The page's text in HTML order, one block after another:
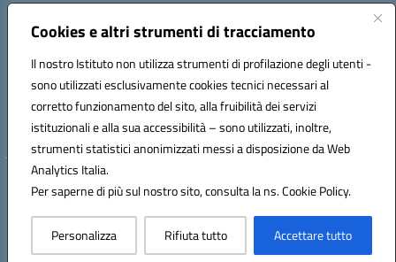
Cookies e altri strumenti di tracciamento
Il nostro Istituto non utilizza strumenti di profilazione degli utenti -
sono utilizzati esclusivamente cookies tecnici necessari al
corretto funzionamento del sito, alla fruibilità dei servizi
istituzionali e alla sua accessibilità – sono utilizzati, inoltre,
strumenti statistici anonimizzati messi a disposizione da Web
Analytics Italia.
Per saperne di più sul nostro sito, consulta la ns. Cookie Policy.
Personalizza Rifiuta tutto Accettare tutto
Indirizzo:
Centralino:+39 0965 78 12 60 Email:rcic841003@istruzione.it
Codice fiscale: 92034530805
Codice meccanografico:
rcic841003
Codice Indice delle Pubbliche Amministrazioni (IPA): istsc_rcic841003
Hosting & Powered by 3D Solution S.r.l.
Concept & Design by Designers Italia